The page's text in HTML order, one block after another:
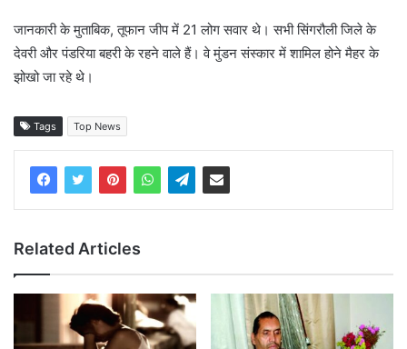
जानकारी के मुताबिक, तूफान जीप में 21 लोग सवार थे। सभी सिंगरौली जिले के
देवरी और पंडरिया बहरी के रहने वाले हैं। वे मुंडन संस्कार में शामिल होने मैहर के
झोखो जा रहे थे।
Tags Top News
Related Articles